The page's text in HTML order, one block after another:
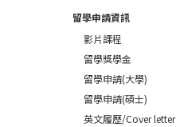
留學申請資訊
影片課程
留學獎學金
留學申請(大學)
留學申請(碩士)
英文履歷/Cover letter